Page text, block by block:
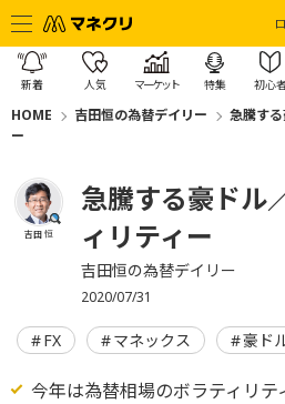
新着 人気 マーケット 特集 初心
HOME 吉田恒の為替デイリー
急騰す
ー
吉田 恒
急騰する豪ドル
ィリティー
吉田恒の為替デイリー
2020/07/31
FX マネックス 豪ド
今年は為替相場のボラティリ